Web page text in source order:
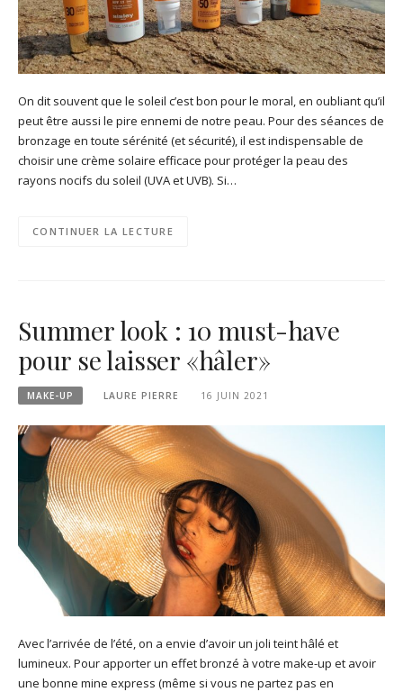
On dit souvent que le soleil c’est bon pour le moral, en oubliant qu’il
peut être aussi le pire ennemi de notre peau. Pour des séances de
bronzage en toute sérénité (et sécurité), il est indispensable de
choisir une crème solaire efficace pour protéger la peau des
rayons nocifs du soleil (UVA et UVB). Si…
CONTINUER LA LECTURE
Summer look : 10 must-have
pour se laisser «hâler»
MAKE-UP LAURE PIERRE 16 JUIN 2021
Avec l’arrivée de l’été, on a envie d’avoir un joli teint hâlé et
lumineux. Pour apporter un effet bronzé à votre make-up et avoir
une bonne mine express (même si vous ne partez pas en